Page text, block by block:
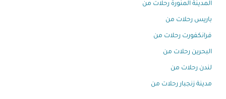
المدينة المنورة رحلات من
باريس رحلات من
فرانكفورت رحلات من
البحرين رحلات من
لندن رحلات من
مدينة زنجبار رحلات من